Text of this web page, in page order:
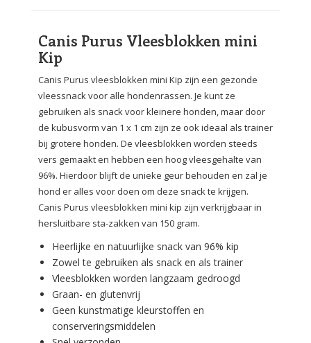
Canis Purus Vleesblokken mini
Kip
Canis Purus vleesblokken mini Kip zijn een gezonde
vleessnack voor alle hondenrassen. Je kunt ze
gebruiken als snack voor kleinere honden, maar door
de kubusvorm van 1 x 1 cm zijn ze ook ideaal als trainer
bij grotere honden. De vleesblokken worden steeds
vers gemaakt en hebben een hoog vleesgehalte van
96%. Hierdoor blijft de unieke geur behouden en zal je
hond er alles voor doen om deze snack te krijgen.
Canis Purus vleesblokken mini kip zijn verkrijgbaar in
hersluitbare sta-zakken van 150 gram.
Heerlijke en natuurlijke snack van 96% kip
Zowel te gebruiken als snack en als trainer
Vleesblokken worden langzaam gedroogd
Graan- en glutenvrij
Geen kunstmatige kleurstoffen en
conserveringsmiddelen